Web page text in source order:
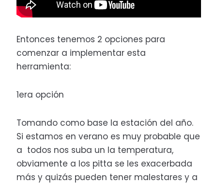
Entonces tenemos 2 opciones para
comenzar a implementar esta
herramienta:
1era opción
Tomando como base la estación del año.
Si estamos en verano es muy probable que
a todos nos suba un la temperatura,
obviamente a los pitta se les exacerbada
más y quizás pueden tener malestares y a